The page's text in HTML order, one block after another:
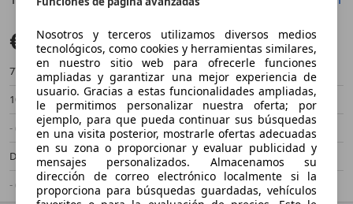
€ 14.637 Súper oferta
77.596 km
09/2021
100 kW (136 CV)
Ocasión
- (Propietarios)
Manual
Diésel
4,3 l/100 km (mixto)
- (g/km)
-/-
Nosotros y terceros utilizamos diversos medios
tecnológicos, como cookies y herramientas similares,
en nuestro sitio web para ofrecerle funciones
ampliadas y garantizar una mejor experiencia de
usuario. Gracias a estas funcionalidades ampliadas,
le permitimos personalizar nuestra oferta; por
ejemplo, para que pueda continuar sus búsquedas
en una visita posterior, mostrarle ofertas adecuadas
en su zona o proporcionar y evaluar publicidad y
mensajes personalizados. Almacenamos su
dirección de correo electrónico localmente si la
proporciona para búsquedas guardadas, vehículos